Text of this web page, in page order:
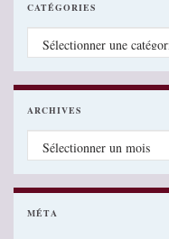
CATÉGORIES
Catégories
ARCHIVES
Archives
MÉTA